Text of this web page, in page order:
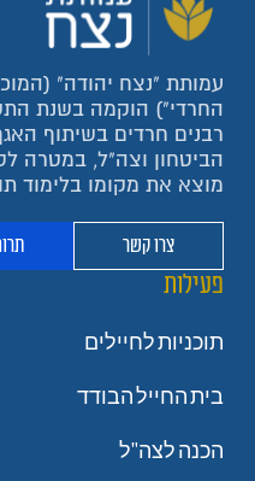
עמותת "נצח יהודה"
רבנים חרדים בשיתוף
הביטחון וצה"ל, במטרה
מוצא את מקומו בלימוד
צרו קשר
פעילות
תוכניות לחיילים
בית החייל הבודד
הכנה לצה"ל